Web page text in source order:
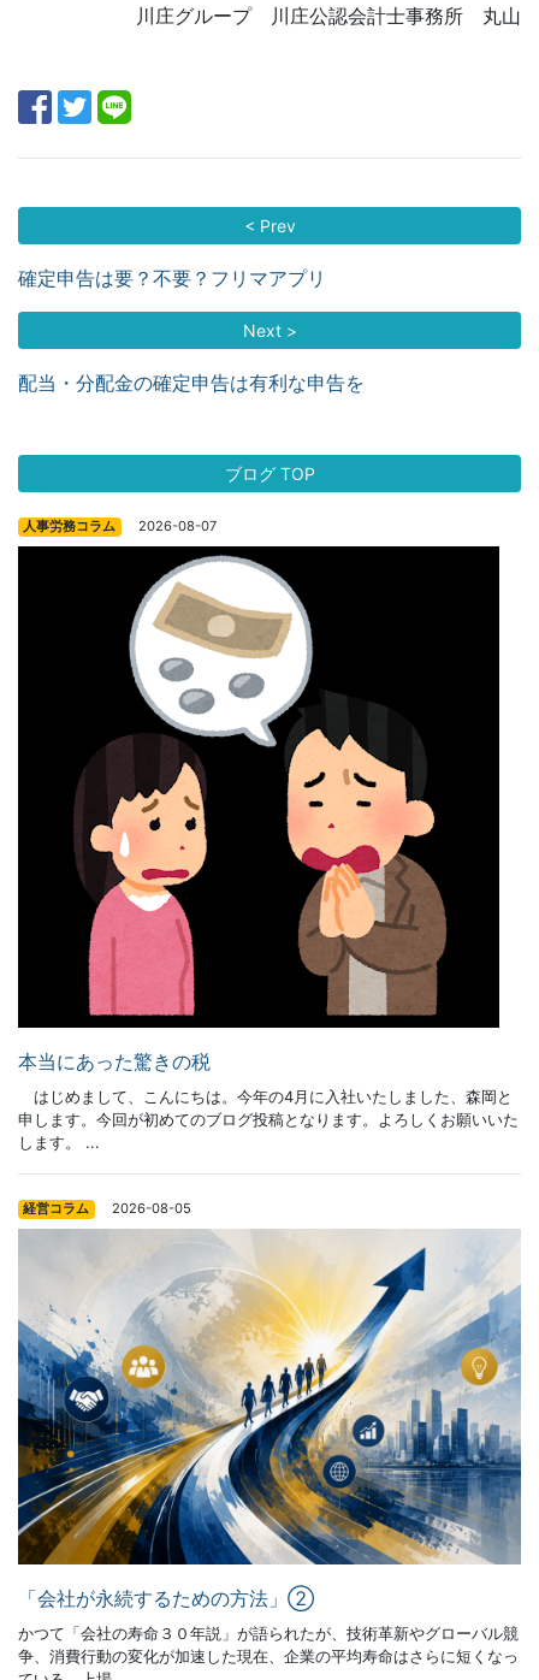
川庄グループ 川庄公認会計士事務所 丸山
< Prev
確定申告は要？不要？フリマアプリ
Next >
配当・分配金の確定申告は有利な申告を
ブログ TOP
人事労務コラム 2026-08-07
本当にあった驚きの税
はじめまして、こんにちは。今年の4月に入社いたしました、森岡と
申します。今回が初めてのブログ投稿となります。よろしくお願いいた
します。 ...
経営コラム 2026-08-05
「会社が永続するための方法」②
かつて「会社の寿命３０年説」が語られたが、技術革新やグローバル競
争、消費行動の変化が加速した現在、企業の平均寿命はさらに短くなっ